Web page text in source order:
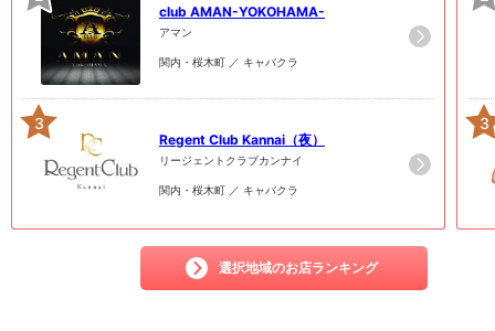
club AMAN-YOKOHAMA-
アマン
関内・桜木町 ／ キャバクラ
3
Regent Club Kannai（夜）
リージェントクラブカンナイ
関内・桜木町 ／ キャバクラ
選択地域のお店ランキング
3